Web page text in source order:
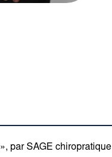
par SAGE chiropratique